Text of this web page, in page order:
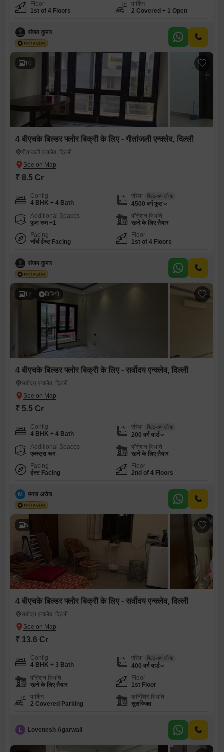
Floor
1st of 4 Floors
पार्किंग
2 Covered + 1 Open
संजय कुमार
10
4 बीएचके बिल्डर फ्लोर बिक्री के लिए - गीतांजली एन्क्लेव, दिल्ली
गीतांजली एन्क्लेव, दिल्ली
₹ 8.5 Cr
Config
4 BHK + 4 Bath
एरिया बिल्ट-अप एरिया
4500 वर्ग फुट
Additional Spaces
पूजा रूम +1
पॉसेशन स्थिति
रहने के लिए तैयार
Facing
नॉर्थ ईस्ट Facing
Floor
1st of 4 Floors
संजय कुमार
12 विडियो
4 बीएचके बिल्डर फ्लोर बिक्री के लिए - सर्वोदय एन्क्लेव, दिल्ली
सर्वोदय एन्क्लेव, दिल्ली
₹ 5.5 Cr
Config
4 BHK + 4 Bath
एरिया बिल्ट-अप एरिया
200 वर्ग यार्ड
Additional Spaces
एक्स्ट्रा रूम
पॉसेशन स्थिति
रहने के लिए तैयार
Facing
ईस्ट Facing
Floor
2nd of 4 Floors
M मनस अरोरा
5
4 बीएचके बिल्डर फ्लोर बिक्री के लिए - सर्वोदय एन्क्लेव, दिल्ली
सर्वोदय एन्क्लेव, दिल्ली
₹ 13.6 Cr
Config
4 BHK + 3 Bath
एरिया बिल्ट-अप एरिया
400 वर्ग यार्ड
पॉसेशन स्थिति
रहने के लिए तैयार
Floor
1st Floor
पार्किंग
2 Covered Parking
फर्निशिंग स्थिति
सुसज्जित
L Lovenesh Agarwall